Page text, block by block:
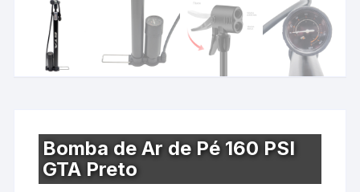
Bomba de Ar de Pé 160 PSI
GTA Preto